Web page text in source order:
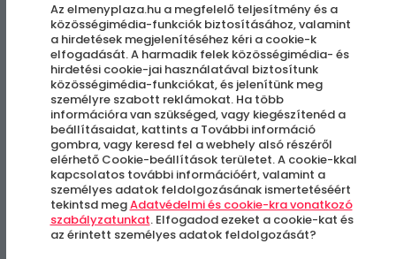
Vitorlás csapatépítés
prémium hajóval
Siófok - Személyforgalmi kikötő
Az elmenyplaza.hu a megfelelő teljesítmény és a
közösségimédia-funkciók biztosításához, valamint
a hirdetések megjelenítéséhez kéri a cookie-k
elfogadását. A harmadik felek közösségimédia- és
hirdetési cookie-jai használatával biztosítunk
közösségimédia-funkciókat, és jelenítünk meg
személyre szabott reklámokat. Ha több
információra van szükséged, vagy kiegészítenéd a
beállításaidat, kattints a További információ
gombra, vagy keresd fel a webhely alsó részéről
elérhető Cookie-beállítások területet. A cookie-kkal
kapcsolatos további információért, valamint a
személyes adatok feldolgozásának ismertetéséért
tekintsd megAdatvédelmi és cookie-kra vonatkozó
szabályzatunkat. Elfogadod ezeket a cookie-kat és
az érintett személyes adatok feldolgozását?